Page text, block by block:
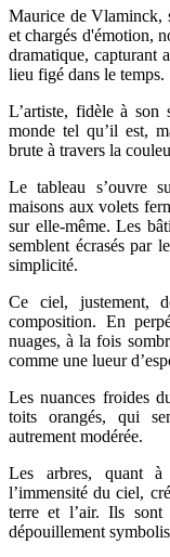
Maurice de Vlaminck,
et chargés d'émotion,
dramatique, capturant
lieu figé dans le temps.
L’artiste, fidèle à son
monde tel qu’il est,
brute à travers la
Le tableau s’ouvre
maisons aux volets
sur elle-même. Les
semblent écrasés par
simplicité.
Ce ciel, justement,
composition. En
nuages, à la fois
comme une lueur
Les nuances froides
toits orangés, qui
autrement modérée.
Les arbres, quant à
l’immensité du ciel,
terre et l’air. Ils
dépouillement